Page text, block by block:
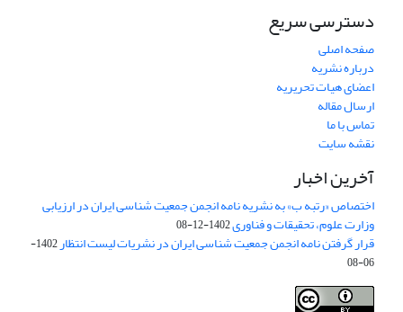
دسترسی سریع
صفحه اصلی
درباره نشریه
اعضای هیات تحریریه
ارسال مقاله
تماس با ما
نقشه سایت
آخرین اخبار
اختصاص «رتبه ب» به نشریه نامه انجمن جمعیت شناسی ایران در ارزیابی
وزارت علوم، تحقیقات و فناوری1402-12-08
قرار گرفتن نامه انجمن جمعیت شناسی ایران در نشریات لیست انتظار
1402-
06-08